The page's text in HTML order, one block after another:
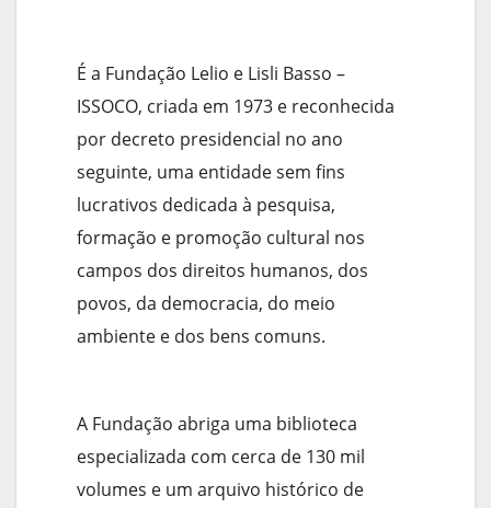
É a Fundação Lelio e Lisli Basso –
ISSOCO, criada em 1973 e reconhecida
por decreto presidencial no ano
seguinte, uma entidade sem fins
lucrativos dedicada à pesquisa,
formação e promoção cultural nos
campos dos direitos humanos, dos
povos, da democracia, do meio
ambiente e dos bens comuns.
A Fundação abriga uma biblioteca
especializada com cerca de 130 mil
volumes e um arquivo histórico de